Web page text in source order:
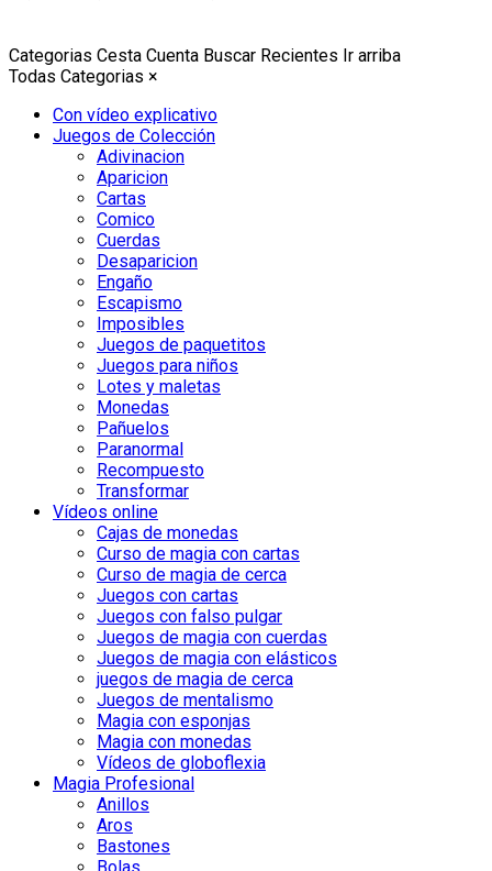
Categorias Cesta Cuenta Buscar Recientes Ir arriba
Todas Categorias ×
Con vídeo explicativo
Juegos de Colección
Adivinacion
Aparicion
Cartas
Comico
Cuerdas
Desaparicion
Engaño
Escapismo
Imposibles
Juegos de paquetitos
Juegos para niños
Lotes y maletas
Monedas
Pañuelos
Paranormal
Recompuesto
Transformar
Vídeos online
Cajas de monedas
Curso de magia con cartas
Curso de magia de cerca
Juegos con cartas
Juegos con falso pulgar
Juegos de magia con cuerdas
Juegos de magia con elásticos
juegos de magia de cerca
Juegos de mentalismo
Magia con esponjas
Magia con monedas
Vídeos de globoflexia
Magia Profesional
Anillos
Aros
Bastones